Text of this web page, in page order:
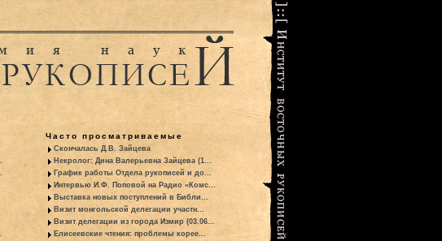
Часто просматриваемые
Скончалась Д.В. Зайцева
Некролог: Дина Валерьевна Зайцева (1...
График работы Отдела рукописей и до...
Интервью И.Ф. Поповой на Радио «Комс...
Выставка новых поступлений в Библи...
Визит монгольской делегации участн...
Визит делегации из города Измир (03.06...
Елисеевские чтения: проблемы корее...